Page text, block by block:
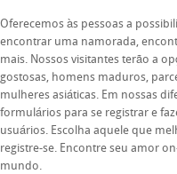
Oferecemos às pessoas a
encontrar uma namorada,
mais. Nossos visitantes terão a
gostosas, homens maduros,
mulheres asiáticas. Em nossas
formulários para se registrar e
usuários. Escolha aquele que
registre-se. Encontre seu amor
mundo.